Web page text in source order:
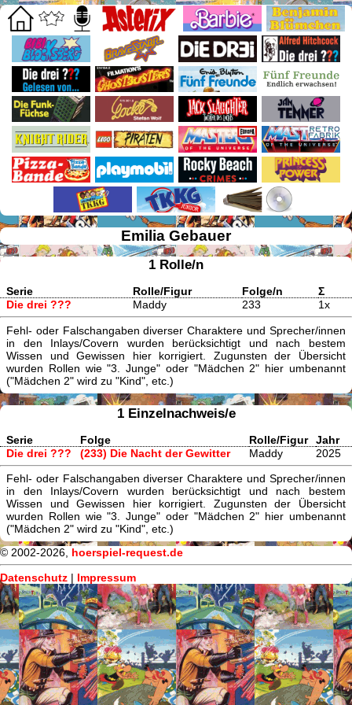
Emilia Gebauer
1 Rolle/n
Serie Rolle/Figur Folge/n
Σ
Die drei ???
Maddy 233 1x
Fehl- oder Falschangaben diverser Charaktere und Sprecher/innen
in den Inlays/Covern wurden berücksichtigt und nach bestem
Wissen und Gewissen hier korrigiert. Zugunsten der Übersicht
wurden Rollen wie "3. Junge" oder "Mädchen 2" hier umbenannt
("Mädchen 2" wird zu "Kind", etc.)
1 Einzelnachweis/e
Serie Folge Rolle/Figur
Jahr
Die drei ???
(233) Die Nacht der Gewitter Maddy 2025
Fehl- oder Falschangaben diverser Charaktere und Sprecher/innen
in den Inlays/Covern wurden berücksichtigt und nach bestem
Wissen und Gewissen hier korrigiert. Zugunsten der Übersicht
wurden Rollen wie "3. Junge" oder "Mädchen 2" hier umbenannt
("Mädchen 2" wird zu "Kind", etc.)
© 2002-2026, hoerspiel-request.de
Datenschutz | Impressum